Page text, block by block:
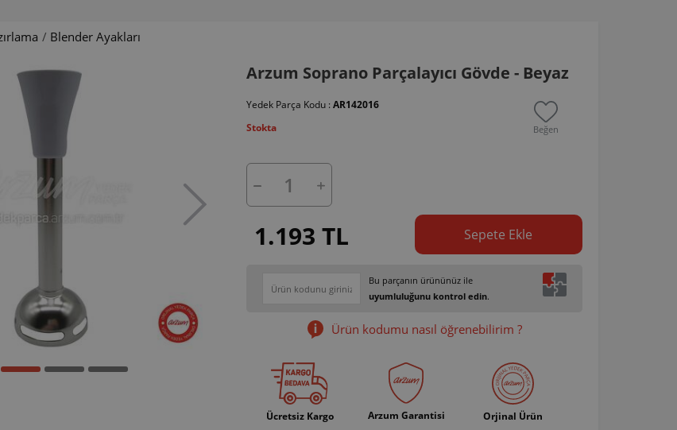
/ Blender Ayakları
Arzum Soprano Parçalayıcı Gövde - Beyaz
Yedek Parça Kodu : AR142016
Stokta
Beğen
1.193 TL Sepete Ekle
Bu parçanın ürününüz ile
uyumluluğunu kontrol edin.
Ürün kodumu nasıl öğrenebilirim ?
Ücretsiz Kargo Arzum Garantisi Orjinal Ürün